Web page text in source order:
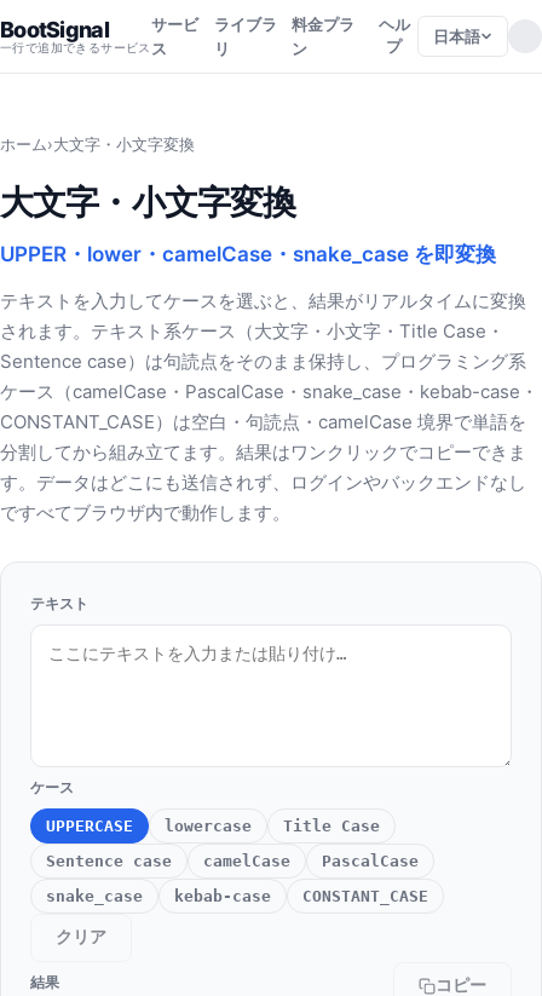
BootSignal
一行で追加できるサービス
サービ
ス
ライブラ
リ
料金プラ
ン
ヘル
プ
日本語
ホーム›大文字・小文字変換
大文字・小文字変換
UPPER・lower・camelCase・snake_case を即変換
テキストを入力してケースを選ぶと、結果がリアルタイムに変換
されます。テキスト系ケース（大文字・小文字・Title Case・
Sentence case）は句読点をそのまま保持し、プログラミング系
ケース（camelCase・PascalCase・snake_case・kebab-case・
CONSTANT_CASE）は空白・句読点・camelCase 境界で単語を
分割してから組み立てます。結果はワンクリックでコピーできま
す。データはどこにも送信されず、ログインやバックエンドなし
ですべてブラウザ内で動作します。
テキスト
ケース
UPPERCASE lowercase
Title Case
Sentence case
camelCase
PascalCase
snake_case
kebab-case CONSTANT_CASE
クリア
結果 コピー